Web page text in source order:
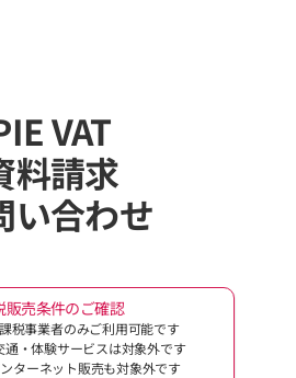
VAT
料請求
い合わせ
販売条件のご確認
税事業者のみご利用可能です
通・体験サービスは対象外です
ターネット販売も対象外です